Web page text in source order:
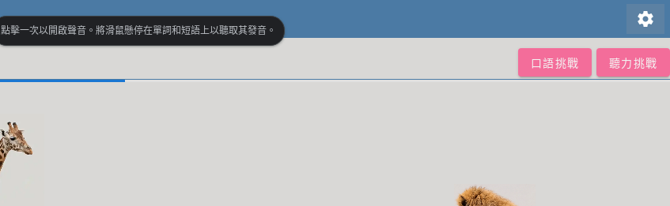
settings
口語挑戰 聽力挑戰
點擊一次以開啟聲音。將滑鼠懸停在單詞和短語上以聽取其發音。